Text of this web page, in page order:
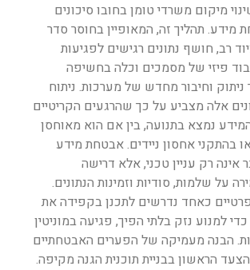
מיקום משרדי טומן בחובו סיכונים
מידע. תהליך זה, המאופיין בחוסר סדר
רב, חושף נתונים רגישים לפגיעות
פיזי של מסמכים וכלה בחשיפה
ניתוק וחיבור מחדש של מערכות. ניתוח
אלה מצביע על כך שהרגעים הקריטיים
נמצא בתנועה, בין אם הוא מאוחסן
בהתקני אחסון ניידים. אבטחת מידע
אינה רק עניין טכני, אלא דרישה
על שלמות, סודיות וזמינות הנתונים.
כאחד נדרשים לתכנן בקפידה את
למנוע נזק בלתי הפיך, פגיעה במוניטין
הבנה מעמיקה של הפערים האבטחתיים
הראשון בבניית תוכנית הגנה מקיפה.